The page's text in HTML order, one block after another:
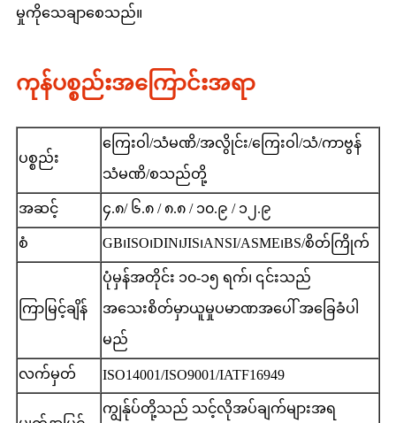
မှုကိုသေချာစေသည်။
ကုန်ပစ္စည်းအကြောင်းအရာ
ပစ္စည်း
ကြေးဝါ/သံမဏိ/အလွိုင်း/ကြေးဝါ/သံ/ကာဗွန်
သံမဏိ/စသည်တို့
အဆင့် ၄.၈/ ၆.၈ / ၈.၈ / ၁၀.၉ / ၁၂.၉
စံ GB၊ISO၊DIN၊JIS၊ANSI/ASME၊BS/စိတ်ကြိုက်
ကြာမြင့်ချိန်
ပုံမှန်အတိုင်း ၁၀-၁၅ ရက်၊ ၎င်းသည်
အသေးစိတ်မှာယူမှုပမာဏအပေါ် အခြေခံပါ
မည်
လက်မှတ် ISO14001/ISO9001/IATF16949
ကျွန်ုပ်တို့သည် သင့်လိုအပ်ချက်များအရ